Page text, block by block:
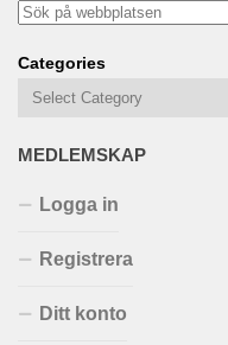
Categories
MEDLEMSKAP
Logga in
Registrera
Ditt konto